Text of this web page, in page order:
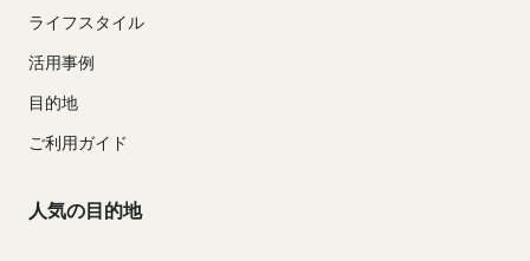
ライフスタイル
活用事例
目的地
ご利用ガイド
人気の目的地